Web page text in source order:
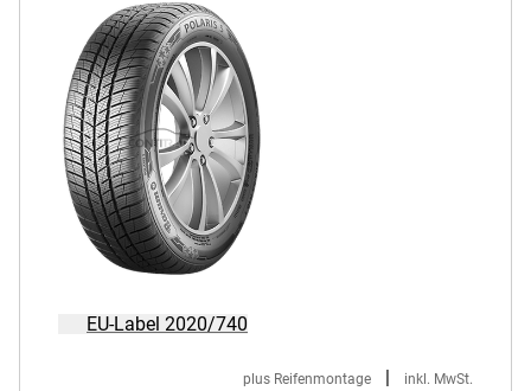
EU-Label 2020/740
plus Reifenmontage | inkl. MwSt.